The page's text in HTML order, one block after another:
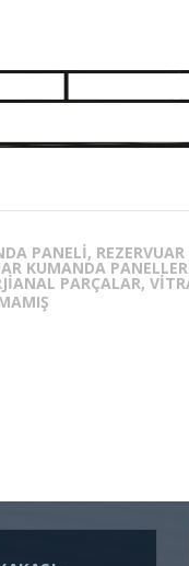
PANELI,
KUMANDA
PARÇALAR,